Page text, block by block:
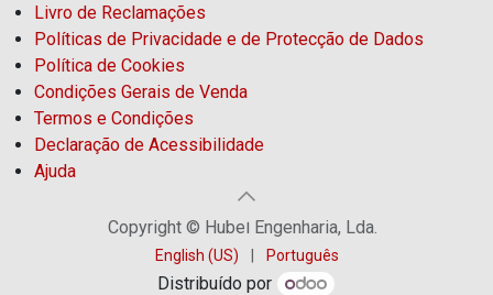
Livro de Reclamações
Políticas de Privacidade e de Protecção de Dados
Política de Cookies
Condições Gerais de Venda
Termos e Condições
Declaração de Acessibilidade
Ajuda
Copyright © Hubel Engenharia, Lda.
English (US) Português
Distribuído por